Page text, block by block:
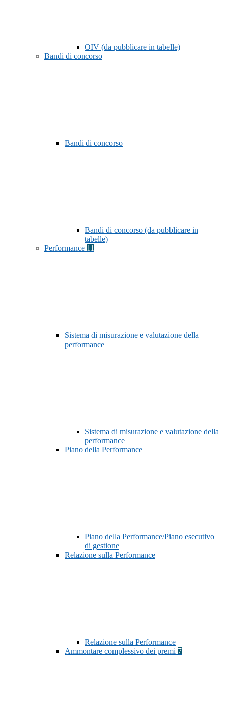
OIV (da pubblicare in tabelle)
Bandi di concorso
Bandi di concorso
Bandi di concorso (da pubblicare in
tabelle)
Performance 11
Sistema di misurazione e valutazione della
performance
Sistema di misurazione e valutazione della
performance
Piano della Performance
Piano della Performance/Piano esecutivo
di gestione
Relazione sulla Performance
Relazione sulla Performance
Ammontare complessivo dei premi 7